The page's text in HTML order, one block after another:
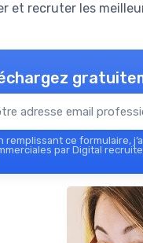
et recruter les
remplissant ce formulaire,
par Digital